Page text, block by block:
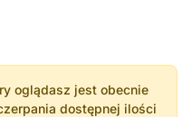
oglądasz jest obecnie
dostępnej ilości